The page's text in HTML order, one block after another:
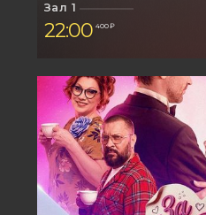
Зал 1
22:00 400 ₽